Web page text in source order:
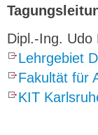
Dipl.-Ing. Udo
Lehrgebiet
Fakultät für
KIT